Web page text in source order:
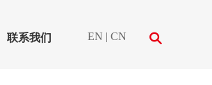
EN | CN
联系我们